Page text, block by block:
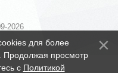
2026
для более
Продолжая просмотр
с Политикой